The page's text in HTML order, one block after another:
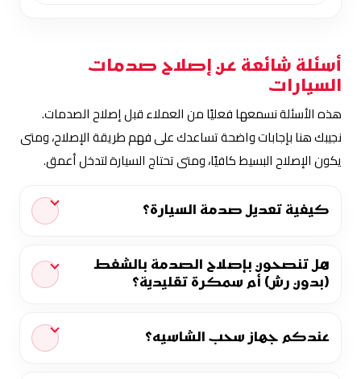
أسئلة شائعة عن إصلاح صدمات
السيارات
هذه الأسئلة نسمعها فعليًا من العملاء قبل إصلاح الصدمات.
نجيبك هنا بإجابات واضحة تساعدك على فهم طريقة الإصلاح، ومتى
يكون الإصلاح البسيط كافيًا، ومتى تحتاج السيارة لتدخل أعمق.
كيفية تعديل صدمة السيارة؟
هل تنصحون بإصلاح الصدمة بالشفط
(بدون رش) أم سمكرة تقليدية؟
عندكم جهاز سحب الشاسيه؟